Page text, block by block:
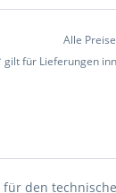
Alle
gilt für Lieferungen
für den